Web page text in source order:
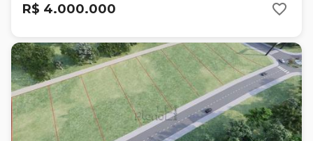
R$ 4.000.000